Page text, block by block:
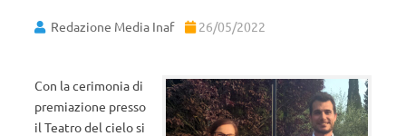
Redazione Media Inaf 26/05/2022
Con la cerimonia di
premiazione presso
il Teatro del cielo si